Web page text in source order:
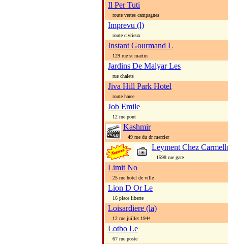
Il Per Tuti
route vertes campagnes
Imprevu (l)
route civrieux
Instant Gourmand L
129 rue st martin
Jardins De Malyar Les
rue chalets
Jiva Hill Park Hotel
route haree
Job Emile
12 rue pont
Kashmir
49 rue du dr mercier
Leyment Chez
1598 rue gare
Limit No
25 rue hotel de ville
Lion D Or Le
16 place liberte
Loisardiere (la)
12 rue juillet 1944
Lotbo Le
67 rue poste